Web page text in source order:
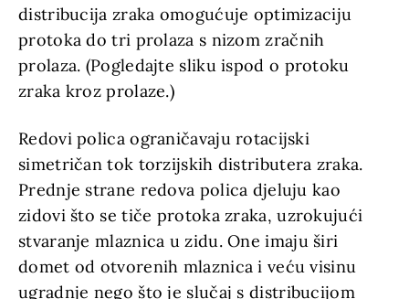
max
distribucija zraka omogućuje optimizaciju
protoka do tri prolaza s nizom zračnih
prolaza. (Pogledajte sliku ispod o protoku
zraka kroz prolaze.)
Redovi polica ograničavaju rotacijski
simetričan tok torzijskih distributera zraka.
Prednje strane redova polica djeluju kao
zidovi što se tiče protoka zraka, uzrokujući
stvaranje mlaznica u zidu. One imaju širi
domet od otvorenih mlaznica i veću visinu
ugradnje nego što je slučaj s distribucijom